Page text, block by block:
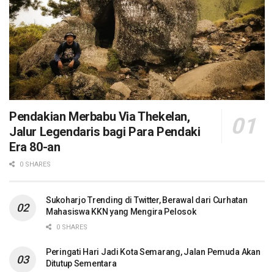
Pendakian Merbabu Via Thekelan,
Jalur Legendaris bagi Para Pendaki
Era 80-an
0 SHARES
Sukoharjo Trending di Twitter, Berawal dari Curhatan
Mahasiswa KKN yang Mengira Pelosok
0 SHARES
Peringati Hari Jadi Kota Semarang, Jalan Pemuda Akan
Ditutup Sementara